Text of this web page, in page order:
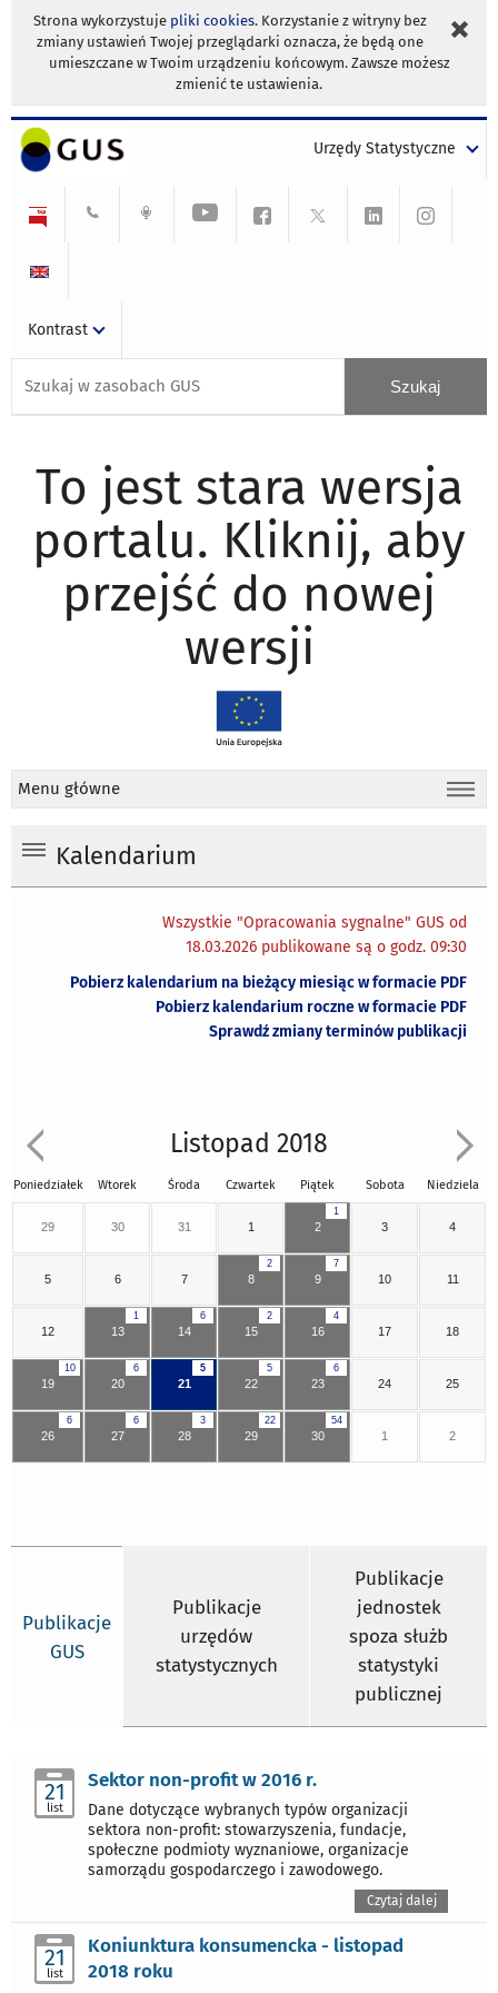
Strona wykorzystuje pliki cookies. Korzystanie z witryny bez
zmiany ustawień Twojej przeglądarki oznacza, że będą one
umieszczane w Twoim urządzeniu końcowym. Zawsze możesz
zmienić te ustawienia.
Urzędy Statystyczne
Kontrast
To jest stara wersja
portalu. Kliknij, aby
przejść do nowej
wersji
Menu główne
Kalendarium
Wszystkie "Opracowania sygnalne" GUS od
18.03.2026 publikowane są o godz. 09:30
Pobierz kalendarium na bieżący miesiąc w formacie PDF
Pobierz kalendarium roczne w formacie PDF
Sprawdź zmiany terminów publikacji
Listopad 2018
Poniedziałek Wtorek Środa Czwartek Piątek Sobota Niedziela
29 30 31 1
1
2 3 4
5 6 7
2
8
7
9 10 11
12
1
13
6
14
2
15
4
16 17 18
10
19
6
20
5
21
5
22
6
23 24 25
6
26
6
27
3
28
22
29
54
30 1 2
Publikacje
GUS
Publikacje
urzędów
statystycznych
Publikacje
jednostek
spoza służb
statystyki
publicznej
21
list
Sektor non-profit w 2016 r.
Dane dotyczące wybranych typów organizacji
sektora non-profit: stowarzyszenia, fundacje,
społeczne podmioty wyznaniowe, organizacje
samorządu gospodarczego i zawodowego.
Czytaj dalej
21
list
Koniunktura konsumencka - listopad
2018 roku